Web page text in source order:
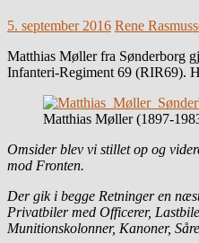
5. september 2016 Rene
Matthias Møller fra Sønderborg
Infanteri-Regiment 69 (RIR69).
Matthias Møller (1897-
Omsider blev vi stillet op og
mod Fronten.
Der gik i begge Retninger en
Privatbiler med Officerer,
Munitionskolonner, Kanoner,